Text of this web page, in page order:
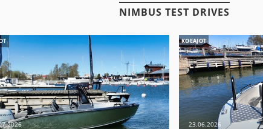
NIMBUS TEST DRIVES
KOEAJOT
23.06.2026